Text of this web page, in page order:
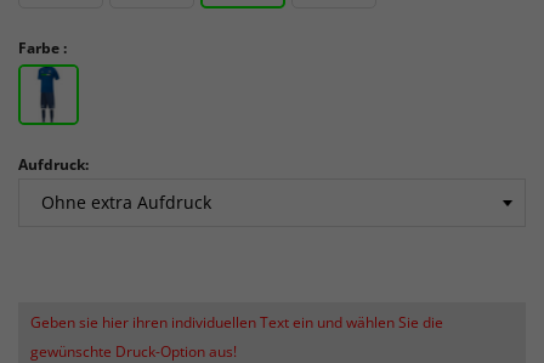
Farbe :
Aufdruck:
Geben sie hier ihren individuellen Text ein und wählen Sie die
gewünschte Druck-Option aus!